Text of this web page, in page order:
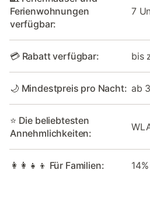
Ferienwohnungen
verfügbar:
7
💳 Rabatt verfügbar: bis
🌙 Mindestpreis pro Nacht: ab
⭐ Die beliebtesten
Annehmlichkeiten:
👩‍👩‍👧‍👦 Für Familien: